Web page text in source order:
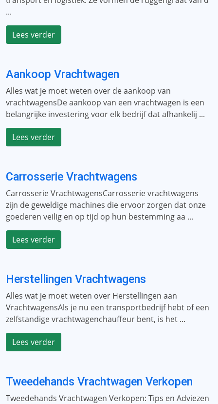
...
Lees verder
Aankoop Vrachtwagen
Alles wat je moet weten over de aankoop van
vrachtwagensDe aankoop van een vrachtwagen is een
belangrijke investering voor elk bedrijf dat afhankelij ...
Lees verder
Carrosserie Vrachtwagens
Carrosserie VrachtwagensCarrosserie vrachtwagens
zijn de geweldige machines die ervoor zorgen dat onze
goederen veilig en op tijd op hun bestemming aa ...
Lees verder
Herstellingen Vrachtwagens
Alles wat je moet weten over Herstellingen aan
VrachtwagensAls je nu een transportbedrijf hebt of een
zelfstandige vrachtwagenchauffeur bent, is het ...
Lees verder
Tweedehands Vrachtwagen Verkopen
Tweedehands Vrachtwagen Verkopen: Tips en Adviezen